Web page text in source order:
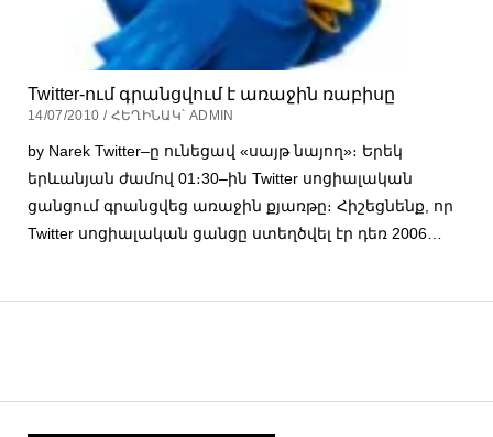
Twitter-ում գրանցվում է առաջին ռաբիսը
14/07/2010 / ՀԵՂԻՆԱԿ՝ ADMIN
by Narek Twitter–ը ունեցավ «սայթ նայող»։ Երեկ
երևանյան ժամով 01։30–ին Twitter սոցիալական
ցանցում գրանցվեց առաջին քյառթը։ Հիշեցնենք, որ
Twitter սոցիալական ցանցը ստեղծվել էր դեռ 2006…